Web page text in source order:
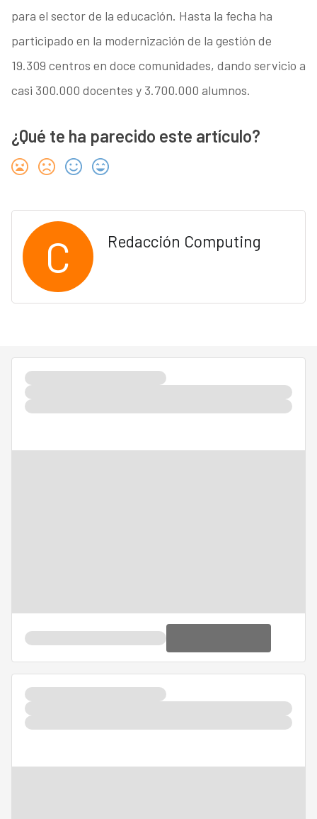
para el sector de la educación. Hasta la fecha ha
participado en la modernización de la gestión de
19.309 centros en doce comunidades, dando servicio a
casi 300.000 docentes y 3.700.000 alumnos.
¿Qué te ha parecido este artículo?
C Redacción Computing